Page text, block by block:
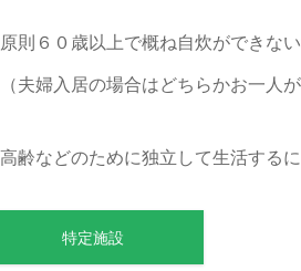
６０歳以上で概ね自炊ができない
婦入居の場合はどちらかお一人が
などのために独立して生活するに
特定施設